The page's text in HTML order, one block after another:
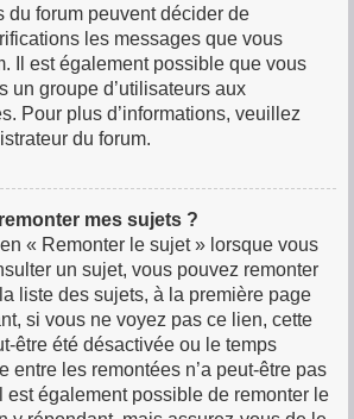
du forum peuvent décider de
les messages que vous
Il est également possible que vous
un groupe d’utilisateurs aux
Pour plus d’informations, veuillez
du forum.
mes sujets ?
« Remonter le sujet » lorsque vous
un sujet, vous pouvez remonter
liste des sujets, à la première page
si vous ne voyez pas ce lien, cette
être été désactivée ou le temps
entre les remontées n’a peut-être pas
est également possible de remonter le